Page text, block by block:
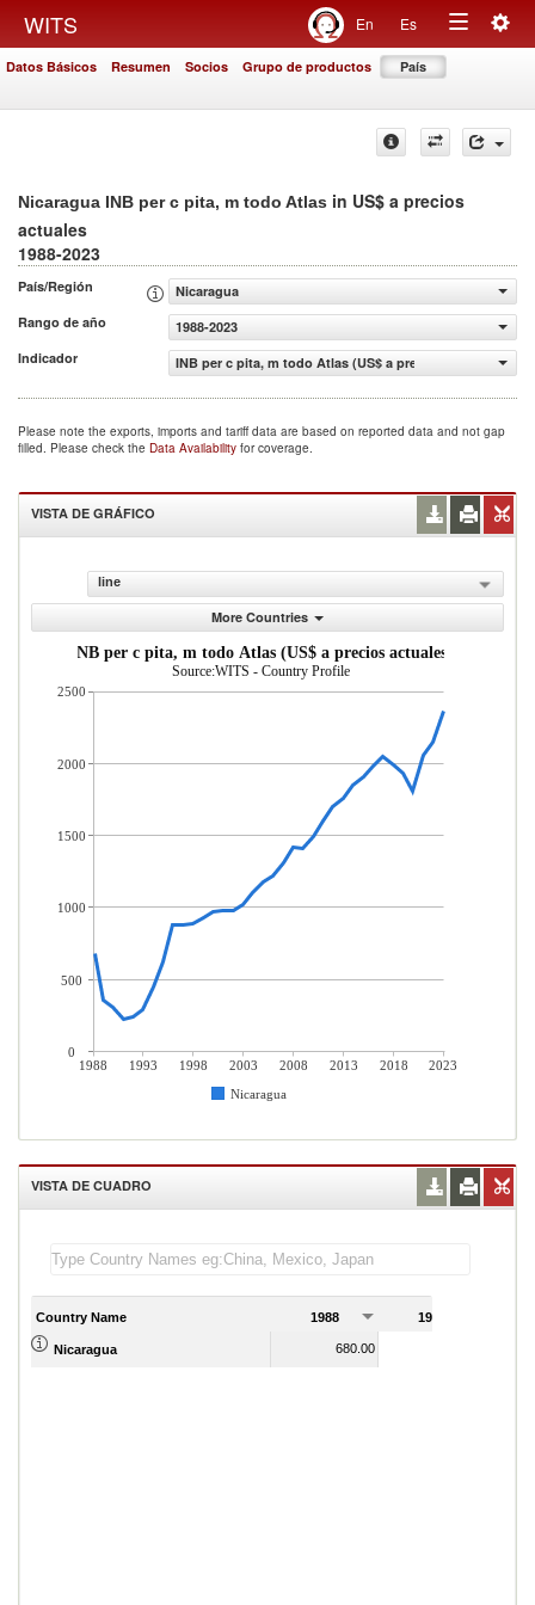
WITS En Es
Toggle
Datos Básicos Resumen Socios Grupo de productos País
Nicaragua INB per c pita, m todo Atlas in US$ a precios
actuales
1988-2023
País/Región
Nicaragua
Rango de año
1988-2023
Indicador
INB per c pita, m todo Atlas (US$ a precios actuales)
Please note the exports, imports and tariff data are based on reported data and not gap
filled. Please check the Data Availability for coverage.
VISTA DE GRÁFICO
line
More Countries
INB per c pita, m todo Atlas (US$ a precios actuales)
Source:WITS - Country Profile
1988 1993 1998 2003 2008 2013 2018
2023
Nicaragua
2500
2000
1500
1000
500
0
VISTA DE CUADRO
Country Name 1988 1989
Nicaragua 680.00